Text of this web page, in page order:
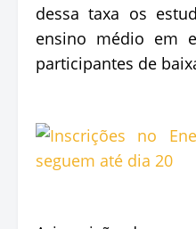
dessa taxa os
ensino médio em
participantes de